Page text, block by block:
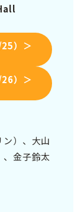
）＞
）＞
）、大山
、金子鈴太